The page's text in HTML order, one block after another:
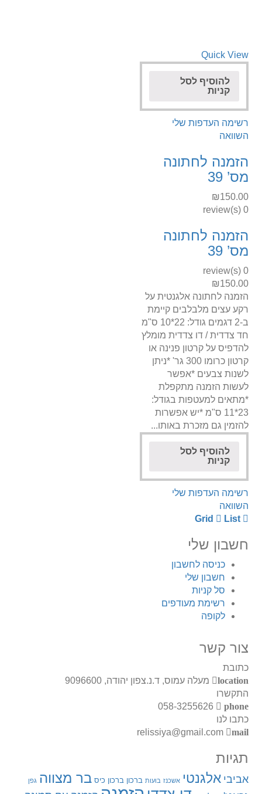
Quick View
להוסיף לסל
קניות
רשימה העדפות שלי
השוואה
הזמנה לחתונה
מס’ 39
₪150.00
0 review(s)
הזמנה לחתונה
מס’ 39
0 review(s)
₪150.00
הזמנה לחתונה אלגנטית על
רקע עצים מלבלבים קיימת
ב-2 דגמים גודל: 22*10 ס"מ
חד צדדית / דו צדדית מומלץ
להדפיס על קרטון פנינה או
קרטון כרומו 300 גר' *ניתן
לשנות צבעים *אפשר
לעשות הזמנה מתקפלת
*מתאים למעטפות בגודל:
23*11 ס"מ *יש אפשרות
להזמין גם מזכרת באותו...
להוסיף לסל
קניות
רשימה העדפות שלי
השוואה
Grid
List
חשבון שלי
כניסה לחשבון
חשבון שלי
סל קניות
רשימת מעודפים
לקופה
צור קשר
כתובת
location
מעלה עמוס, ד.נ.צפון יהודה, 9096600
התקשרו
phone
כתבו לנו
mail
תגיות
אביבי אלגנטי אשכנז בועות ברכון ברכון כיס בר מצווה גפן